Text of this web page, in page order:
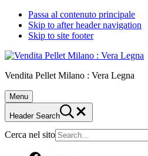
Passa al contenuto principale
Skip to after header navigation
Skip to site footer
Vendita Pellet Milano : Vera Legna
Menu
Header Search
Cerca nel sito